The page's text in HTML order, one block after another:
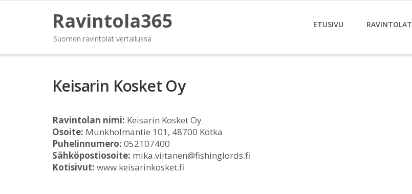
Ravintola365
Suomen ravintolat vertailussa
ETUSIVU RAVINTOLAT
Keisarin Kosket Oy
Ravintolan nimi: Keisarin Kosket Oy
Osoite: Munkholmantie 101, 48700 Kotka
Puhelinnumero: 052107400
Sähköpostiosoite: mika.viitanen@fishinglords.fi
Kotisivut: www.keisarinkosket.fi